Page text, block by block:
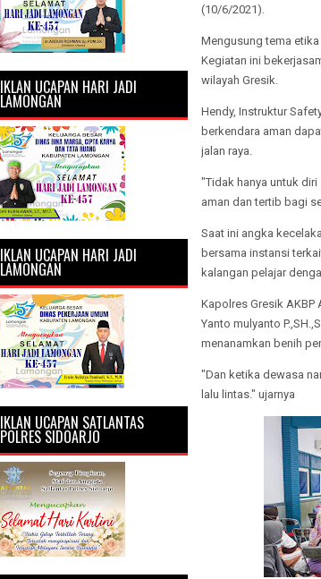
(10/6/2021).
Mengusung tema
Kegiatan ini
wilayah Gresik.
Hendy, Instruktur
berkendara aman
jalan raya.
"Tidak hanya untuk
aman dan tertib bagi
Saat ini angka
bersama instansi
kalangan pelajar
Kapolres Gresik AKBP
Yanto mulyanto
menanamkan benih
"Dan ketika dewasa
lalu lintas." ujarnya
IKLAN UCAPAN HARI JADI
LAMONGAN
IKLAN UCAPAN HARI JADI
LAMONGAN
IKLAN UCAPAN SATLANTAS
POLRES SIDOARJO